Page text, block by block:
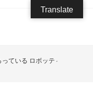
ている ロボッティ レザー財
Translate